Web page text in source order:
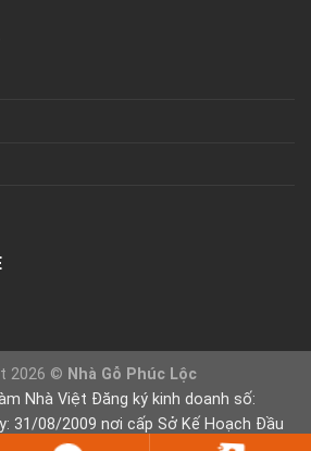
2026 © Nhà Gỗ Phúc Lộc
Nhà Việt Đăng ký kinh doanh số:
31/08/2009 nơi cấp Sở Kế Hoạch Đầu